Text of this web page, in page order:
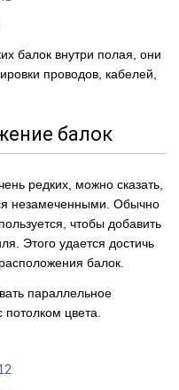
балок внутри полая, они
проводов, кабелей,
балок
редких, можно сказать,
незамеченными. Обычно
чтобы добавить
Этого удается достичь
балок.
параллельное
цвета.